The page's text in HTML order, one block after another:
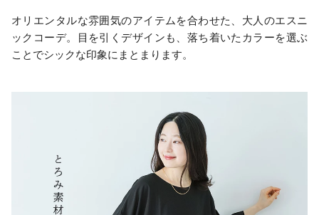
オリエンタルな雰囲気のアイテムを合わせた、大人のエスニ
ックコーデ。目を引くデザインも、落ち着いたカラーを選ぶ
ことでシックな印象にまとまります。